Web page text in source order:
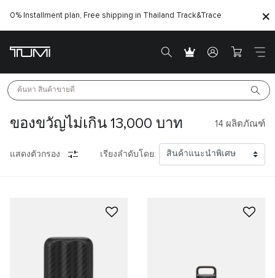
0% Installment plan, Free shipping in Thailand Track&Trace
ค้นหา สินค้าขายดี
ของขวัญไม่เกิน 13,000 บาท 14 ผลิตภัณฑ์
แสดงตัวกรอง เรียงลำดับโดย: